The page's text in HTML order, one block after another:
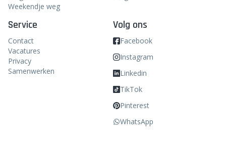
Weekendje weg
Service
Contact
Vacatures
Privacy
Samenwerken
Volg ons
Facebook
Instagram
Linkedin
TikTok
Pinterest
WhatsApp